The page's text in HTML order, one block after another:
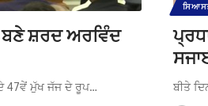
ਬਣੇ ਸ਼ਰਦ ਅਰਵਿੰਦ
47ਵੇਂ ਮੁੱਖ ਜੱਜ ਦੇ ਰੂਪ… ਬੀਤੇ